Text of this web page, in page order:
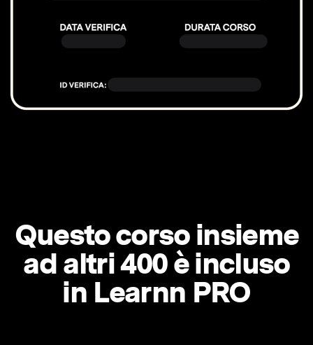
Questo corso insieme
ad altri 400 è incluso
in Learnn PRO